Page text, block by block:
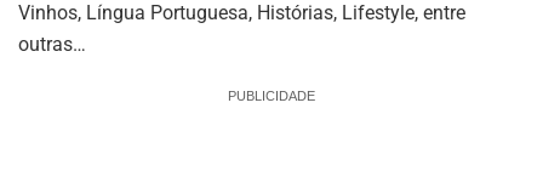
Vinhos, Língua Portuguesa, Histórias, Lifestyle, entre
outras…
PUBLICIDADE